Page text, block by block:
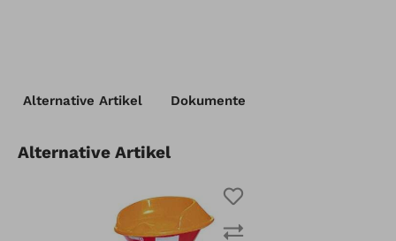
verwende 922352101 plus
Alternative Artikel Dokumente
Alternative Artikel